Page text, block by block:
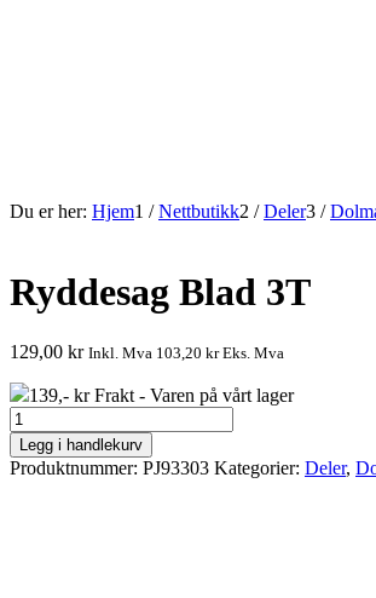
Du er her: Hjem1 / Nettbutikk2 / Deler3 /
Ryddesag Blad 3T
129,00 kr Inkl. Mva 103,20 krEks. Mva
139,- kr Frakt - Varen på vårt lager
Ryddesag
Blad
3T
antall
Legg i handlekurv
Produktnummer: PJ93303 Kategorier: Deler,